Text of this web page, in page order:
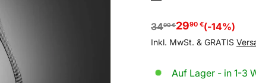
3490 €34,90
€
2990 €29,90
€
(-14%)
Inkl. MwSt. & GRATIS
Auf Lager - in 1-3